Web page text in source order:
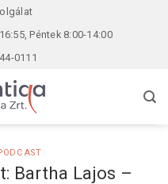
Péntek 8:00-14:00
0111
Bartha Lajos –